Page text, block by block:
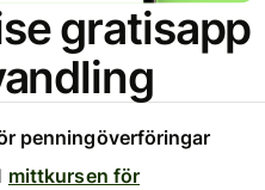
gratisapp
penningöverföringar
mittkursen för